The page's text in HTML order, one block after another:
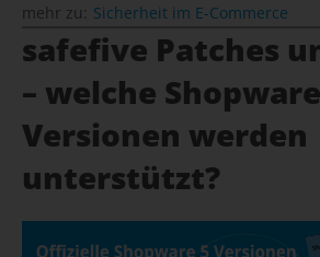
mehr zu: Sicherheit im E-Commerce
safefive Patches
– welche
Versionen werden
unterstützt?